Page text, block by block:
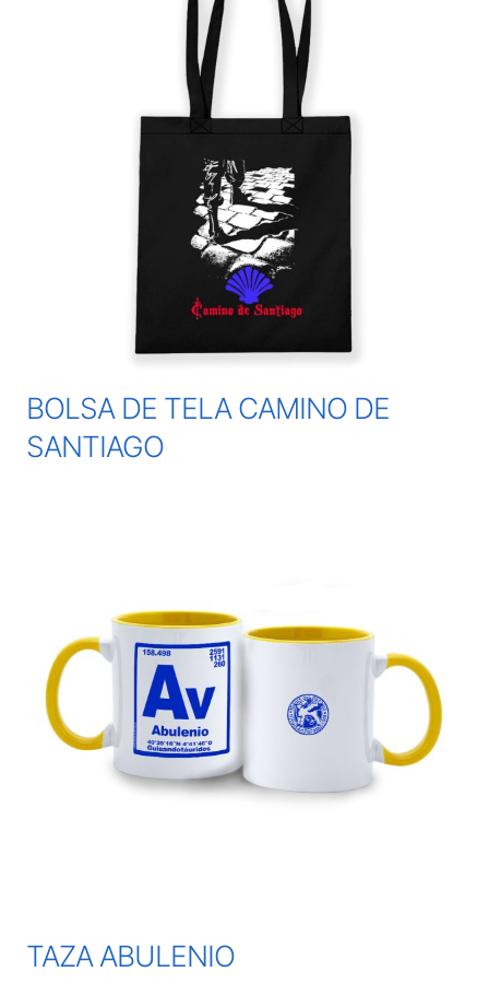
BOLSA DE TELA CAMINO DE
SANTIAGO
TAZA ABULENIO